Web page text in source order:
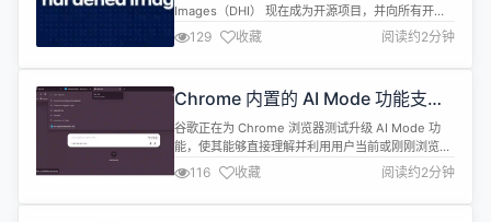
Images（DHI） 现在成为开源项目，并向所有开发
者免费开放使用，采用 Apache 2.0 许可证。该计划
涵盖了 1000 多个安全强化的容器基础镜像，适合用
于生产环境构建和部署。 DHI 镜像都是经过精简和安
除不必要组件、减少潜在攻击面，有助提...
129 收藏 阅读约2分钟
Chrome 内置的 AI Mode 功能支持
“跨标签页上下文”
谷歌正在为 Chrome 浏览器测试升级 AI Mode 功
能，使其能够直接理解并利用用户当前或刚刚浏览过
的标签页内容。在最新的 Chrome Canary 版本中，
用户从地址栏进入 AI Mode 时，可以选择基于“上一
个标签页”的内容向 AI 提问，无需手动复制网页信
116 收藏 阅读约2分钟